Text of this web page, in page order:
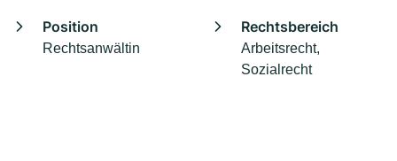
Position
Rechtsanwältin
Rechtsbereich
Arbeitsrecht,
Sozialrecht